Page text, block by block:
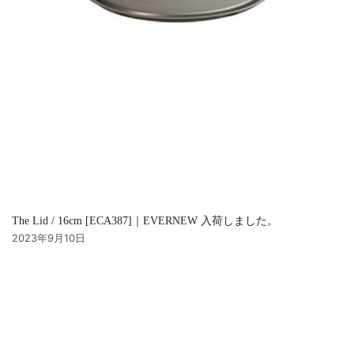
The Lid / 16cm [ECA387]｜EVERNEW 入荷しました。
2023年9月10日